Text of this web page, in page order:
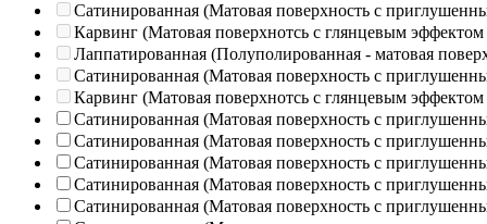
Сатинированная (Матовая поверхность с
Карвинг (Матовая поверхнотсь с глянцевым эффектом
Лаппатированная (Полуполированная - матовая
Сатинированная (Матовая поверхность с
Карвинг (Матовая поверхнотсь с глянцевым эффектом
Сатинированная (Матовая поверхность с
Сатинированная (Матовая поверхность с
Сатинированная (Матовая поверхность с
Сатинированная (Матовая поверхность с
Сатинированная (Матовая поверхность с